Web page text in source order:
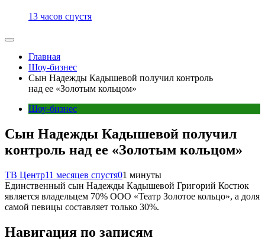
13 часов спустя
Главная
Шоу-бизнес
Сын Надежды Кадышевой получил контроль
над ее «Золотым кольцом»
Шоу-бизнес
Сын Надежды Кадышевой получил
контроль над ее «Золотым кольцом»
ТВ Центр11 месяцев спустя01 минуты
Единственный сын Надежды Кадышевой Григорий Костюк
является владельцем 70% ООО «Театр Золотое кольцо», а доля
самой певицы составляет только 30%.
Навигация по записям